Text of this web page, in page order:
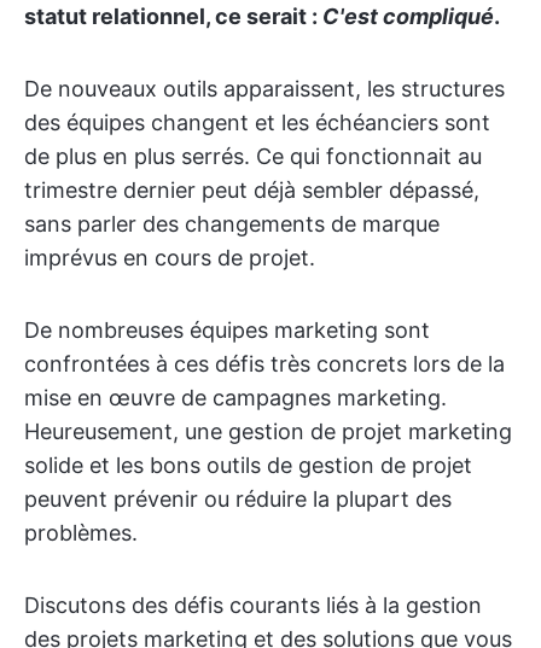
statut relationnel, ce serait : C'est compliqué.
De nouveaux outils apparaissent, les structures
des équipes changent et les échéanciers sont
de plus en plus serrés. Ce qui fonctionnait au
trimestre dernier peut déjà sembler dépassé,
sans parler des changements de marque
imprévus en cours de projet.
De nombreuses équipes marketing sont
confrontées à ces défis très concrets lors de la
mise en œuvre de campagnes marketing.
Heureusement, une gestion de projet marketing
solide et les bons outils de gestion de projet
peuvent prévenir ou réduire la plupart des
problèmes.
Discutons des défis courants liés à la gestion
des projets marketing et des solutions que vous